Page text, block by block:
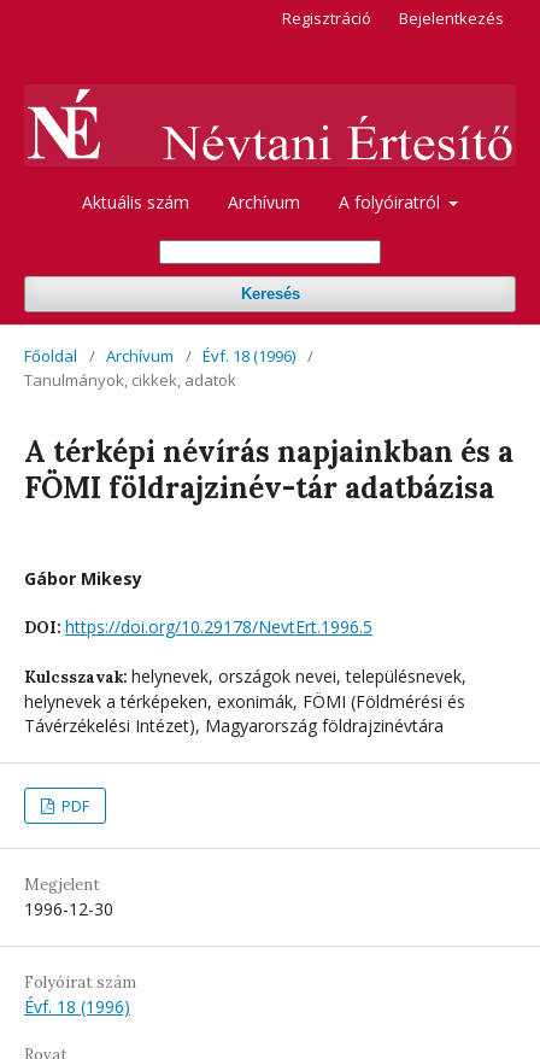
Aktuális szám Archívum A folyóiratról
Keresés
Regisztráció Bejelentkezés
Főoldal / Archívum / Évf. 18 (1996) /
Tanulmányok, cikkek, adatok
A térképi névírás napjainkban és a
FÖMI földrajzinév-tár adatbázisa
Gábor Mikesy
DOI: https://doi.org/10.29178/NevtErt.1996.5
Kulcsszavak: helynevek, országok nevei, településnevek,
helynevek a térképeken, exonimák, FÖMI (Földmérési és
Távérzékelési Intézet), Magyarország földrajzinévtára
PDF
Megjelent
1996-12-30
Folyóirat szám
Évf. 18 (1996)
Rovat